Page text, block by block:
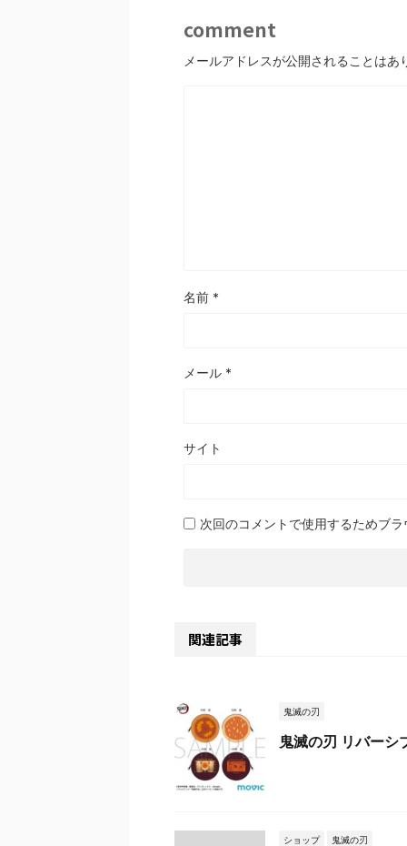
comment
メールアドレスが公開されることはあ
名前 *
メール *
サイト
次回のコメントで使用するためブ
関連記事
鬼滅の刃
鬼滅の刃 リバーシ
ショップ 鬼滅の刃